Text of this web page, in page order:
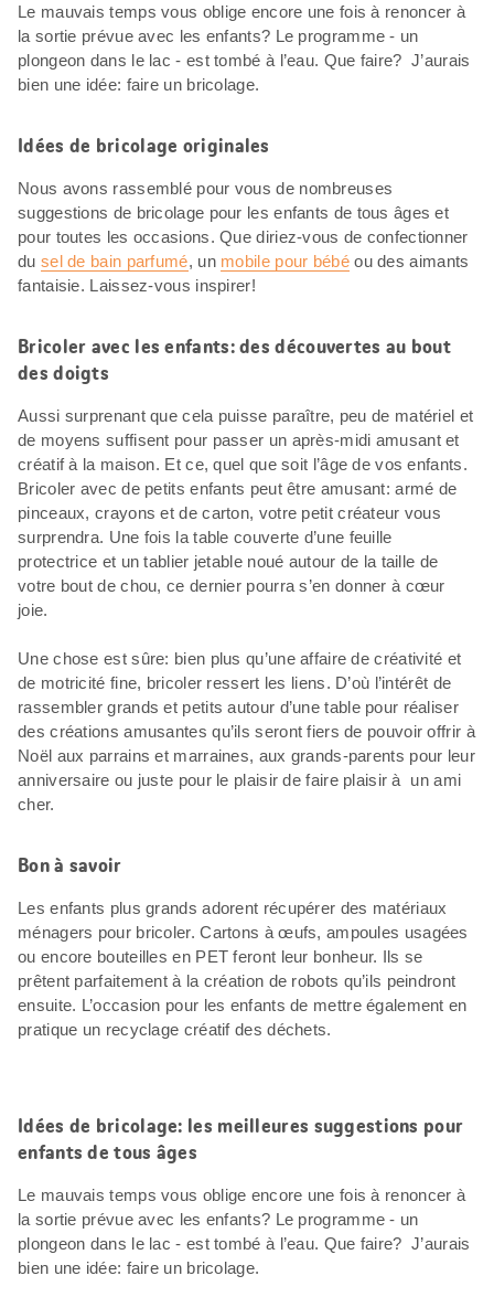
Le mauvais temps vous oblige encore une fois à renoncer à
la sortie prévue avec les enfants? Le programme - un
plongeon dans le lac - est tombé à l’eau. Que faire? J’aurais
bien une idée: faire un bricolage.
Idées de bricolage originales
Nous avons rassemblé pour vous de nombreuses
suggestions de bricolage pour les enfants de tous âges et
pour toutes les occasions. Que diriez-vous de confectionner
du sel de bain parfumé, un mobile pour bébéou des aimants
fantaisie. Laissez-vous inspirer!
Bricoler avec les enfants: des découvertes au bout
des doigts
Aussi surprenant que cela puisse paraître, peu de matériel et
de moyens suffisent pour passer un après-midi amusant et
créatif à la maison. Et ce, quel que soit l’âge de vos enfants.
Bricoler avec de petits enfants peut être amusant: armé de
pinceaux, crayons et de carton, votre petit créateur vous
surprendra. Une fois la table couverte d’une feuille
protectrice et un tablier jetable noué autour de la taille de
votre bout de chou, ce dernier pourra s’en donner à cœur
joie.
Une chose est sûre: bien plus qu’une affaire de créativité et
de motricité fine, bricoler ressert les liens. D’où l’intérêt de
rassembler grands et petits autour d’une table pour réaliser
des créations amusantes qu’ils seront fiers de pouvoir offrir à
Noël aux parrains et marraines, aux grands-parents pour leur
anniversaire ou juste pour le plaisir de faire plaisir à un ami
cher.
Bon à savoir
Les enfants plus grands adorent récupérer des matériaux
ménagers pour bricoler. Cartons à œufs, ampoules usagées
ou encore bouteilles en PET feront leur bonheur. Ils se
prêtent parfaitement à la création de robots qu’ils peindront
ensuite. L’occasion pour les enfants de mettre également en
pratique un recyclage créatif des déchets.
Idées de bricolage: les meilleures suggestions pour
enfants de tous âges
Le mauvais temps vous oblige encore une fois à renoncer à
la sortie prévue avec les enfants? Le programme - un
plongeon dans le lac - est tombé à l’eau. Que faire? J’aurais
bien une idée: faire un bricolage.